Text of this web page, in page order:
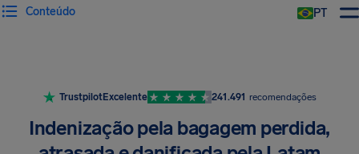
PT
Conteúdo
TrustpilotExcelente 241.491 recomendações
Indenização pela bagagem perdida,